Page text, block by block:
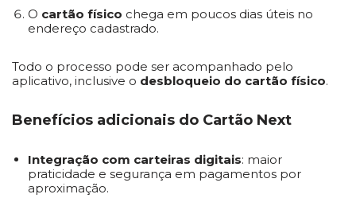
O cartão físico chega em poucos dias úteis no
endereço cadastrado.
Todo o processo pode ser acompanhado pelo
aplicativo, inclusive o desbloqueio do cartão físico.
Benefícios adicionais do Cartão Next
Integração com carteiras digitais: maior
praticidade e segurança em pagamentos por
aproximação.